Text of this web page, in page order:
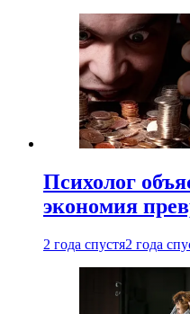
Психолог
экономия
2 года спустя2 года